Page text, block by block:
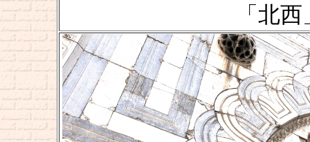
「北西